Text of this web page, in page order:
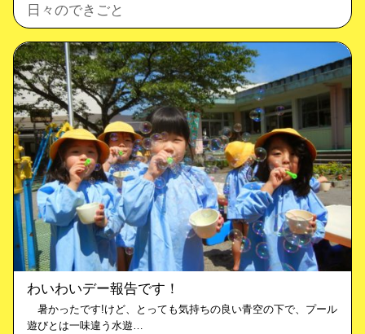
日々のできごと
わいわいデー報告です！
暑かったです!けど、とっても気持ちの良い青空の下で、プール
遊びとは一味違う水遊…